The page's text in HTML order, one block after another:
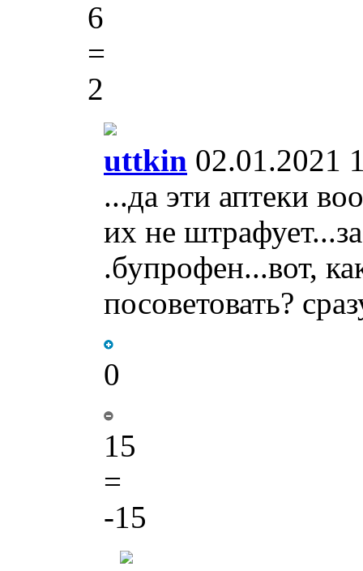
6
=
2
uttkin 02.01.2021
...да эти аптеки
их не
.бупрофен...вот,
посоветовать?
0
15
=
-15